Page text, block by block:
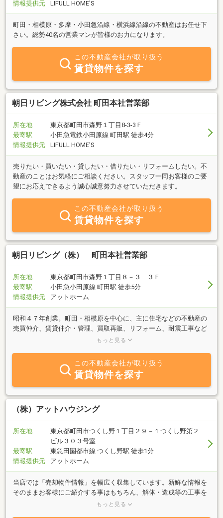
情報提供元 LIFULL HOME'S
町田・相模原・多摩・小田急沿線・横浜線沿線の不動産はお任せ下
さい。総勢40名の営業マンが皆様のお力になります。
この不動産会社が取り扱う
賃貸物件を探す
朝日リビング株式会社 町田本社営業部
所在地
東京都町田市森野１丁目8-3-3Ｆ
最寄駅
小田急電鉄小田原線 町田駅 徒歩4分
情報提供元
LIFULL HOME'S
売りたい・買いたい・貸したい・借りたい・リフォームしたい。不
動産のことはお気軽にご相談ください。スタッフ一同お客様のご要
望にお応えできるよう誠心誠意努力させていただきます。
この不動産会社が取り扱う
賃貸物件を探す
朝日リビング（株） 町田本社営業部
所在地
東京都町田市森野１丁目８－３ ３Ｆ
最寄駅
小田急小田原線 町田駅 徒歩5分
情報提供元
アットホーム
昭和４７年創業。町田・相模原を中心に、主に住宅などの不動産の
売買仲介、賃貸仲介・管理、買取再販、リフォーム、耐震工事など
を行っております。古くから地元のお客様にご支援いただき、現在
たご提案を心がけておりますので、まずはお気軽にお話をしてみて
もっと見る
この不動産会社が取り扱う
賃貸物件を探す
（株）アットハウジング
所在地
東京都町田市つくし野１丁目２９－１つくし野第２
ビル３０３号室
最寄駅
東急田園都市線 つくし野駅 徒歩1分
情報提供元
アットホーム
当店では「売却物件情報」を幅広く収集しています。新鮮な情報を
そのままお客様にご紹介する事はもちろん、解体・造成等の工事を
要す物件についてはその企画・設計・施工も行っております。主力
もっと見る